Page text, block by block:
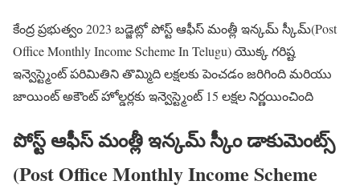
కేంద్ర ప్రభుత్వం 2023 బడ్జెట్లో పోస్ట్ ఆఫీస్ మంత్లీ ఇన్కమ్ స్కీమ్(Post
Office Monthly Income Scheme In Telugu) యొక్క గరిష్ట
ఇన్వెస్ట్మెంట్ పరిమితిని తొమ్మిది లక్షలకు పెంచడం జరిగింది మరియు
జాయింట్ అకౌంట్ హోల్డర్లకు ఇన్వెస్ట్మెంట్ 15 లక్షల నిర్ణయించింది
పోస్ట్ ఆఫీస్ మంత్లీ ఇన్కమ్ స్కీం డాకుమెంట్స్
(Post Office Monthly Income Scheme